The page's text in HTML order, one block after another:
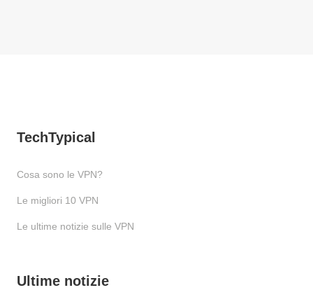
TechTypical
Cosa sono le VPN?
Le migliori 10 VPN
Le ultime notizie sulle VPN
Ultime notizie